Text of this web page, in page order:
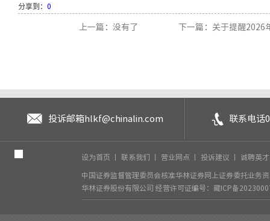
分享到： 0
上一篇：没有了 下一篇：关于提醒2026
投诉邮箱 hlkf@chinalin.com 联系电话
设为首页 联系我们 营业网点 投诉建议 诚聘英
中国证券监督管理委员会核准华林证券网上证券委托业务
华林证券股份有限公司 经营许可证编号：藏ICP备